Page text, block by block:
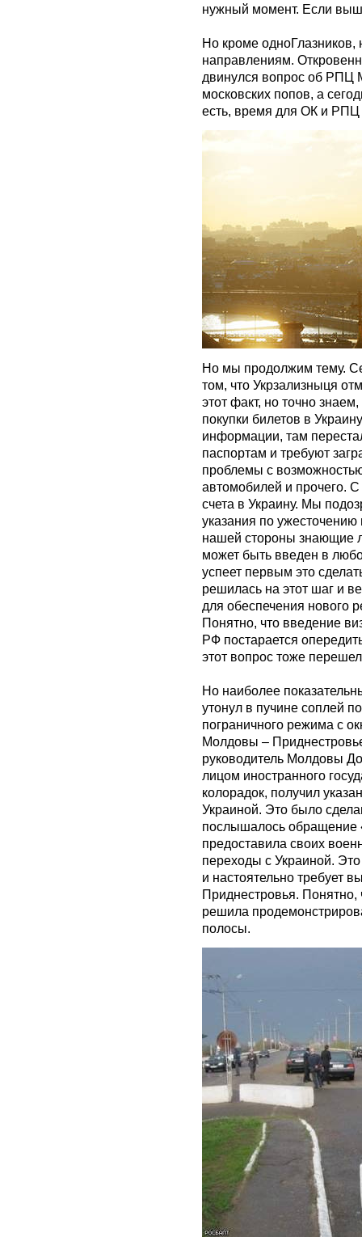
нужный момент. Если
Но кроме одноГлазников,
направлениям.
двинулся вопрос об
московских попов, а
есть, время для ОК и РПЦ
Но мы продолжим тему.
том, что Укрзализныця
этот факт, но точно
покупки билетов в
информации, там
паспортам и требуют
проблемы с
автомобилей и прочего.
счета в Украину. Мы
указания по
нашей стороны знающие
может быть введен в
успеет первым это
решилась на этот шаг и
для обеспечения нового
Понятно, что введение
РФ постарается
этот вопрос тоже
Но наиболее
утонул в пучине соплей
пограничного режима с
Молдовы –
руководитель Молдовы
лицом иностранного
колорадок, получил
Украиной. Это было
послышалось обращение
предоставила своих
переходы с Украиной.
и настоятельно требует
Приднестровья. Понятно,
решила
полосы.